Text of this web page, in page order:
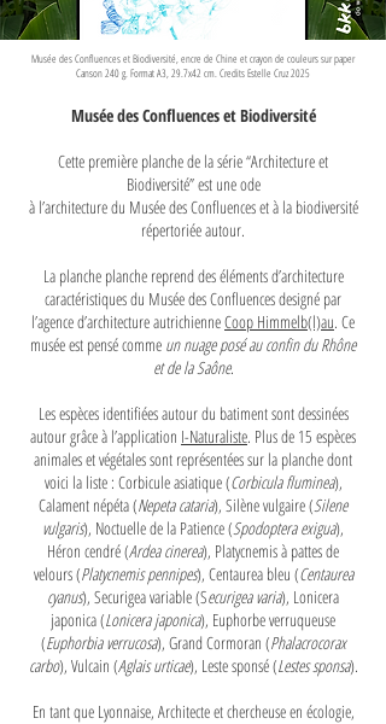
Musée des Confluences et Biodiversité, encre de Chine et crayon de couleurs sur paper
Canson 240 g. Format A3, 29.7x42 cm. Credits Estelle Cruz 2025
Musée des Confluences et Biodiversité
Cette première planche de la série “Architecture et
Biodiversité” est une ode
à l’architecture du Musée des Confluences et à la biodiversité
répertoriée autour.
La planche planche reprend des éléments d’architecture
caractéristiques du Musée des Confluences designé par
l’agence d’architecture autrichienneCoop Himmelb(l)au. Ce
musée est pensé comme un nuage posé au confin du Rhône
et de la Saône.
Les espèces identifiées autour du batiment sont dessinées
autour grâce à l’application I-Naturaliste. Plus de 15 espèces
animales et végétales sont représentées sur la planche dont
voici la liste : Corbicule asiatique (Corbicula fluminea),
Calament népéta (Nepeta cataria), Silène vulgaire (Silene
vulgaris), Noctuelle de la Patience (Spodoptera exigua),
Héron cendré (Ardea cinerea), Platycnemis à pattes de
velours (Platycnemis pennipes), Centaurea bleu (Centaurea
cyanus), Securigea variable (Securigea varia), Lonicera
japonica (Lonicera japonica), Euphorbe verruqueuse
(Euphorbia verrucosa), Grand Cormoran (Phalacrocorax
carbo), Vulcain (Aglais urticae), Leste sponsé (Lestes sponsa).
En tant que Lyonnaise, Architecte et chercheuse en écologie,